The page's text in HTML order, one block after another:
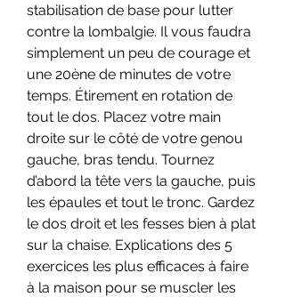
stabilisation de base pour lutter
contre la lombalgie. Il vous faudra
simplement un peu de courage et
une 20ène de minutes de votre
temps. Étirement en rotation de
tout le dos. Placez votre main
droite sur le côté de votre genou
gauche, bras tendu. Tournez
d’abord la tête vers la gauche, puis
les épaules et tout le tronc. Gardez
le dos droit et les fesses bien à plat
sur la chaise. Explications des 5
exercices les plus efficaces à faire
à la maison pour se muscler les